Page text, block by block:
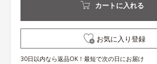
カートに入れる
お気に入り登録
30日以内なら返品OK！最短で次の日にお届け